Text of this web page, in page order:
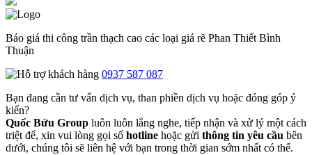
Báo giá thi công trần thạch cao các loại giá rẽ Phan Thiết Bình
Thuận
0937 587 087
Bạn đang cần tư vấn dịch vụ, than phiền dịch vụ hoặc đóng góp ý
kiến?
Quốc Bửu Group luôn luôn lắng nghe, tiếp nhận và xử lý một cách
triệt để, xin vui lòng gọi số hotline hoặc gửi thông tin yêu cầu bên
dưới, chúng tôi sẽ liên hệ với bạn trong thời gian sớm nhất có thể.